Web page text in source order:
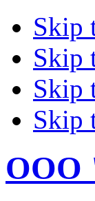
Skip
Skip
Skip
Skip
ООО